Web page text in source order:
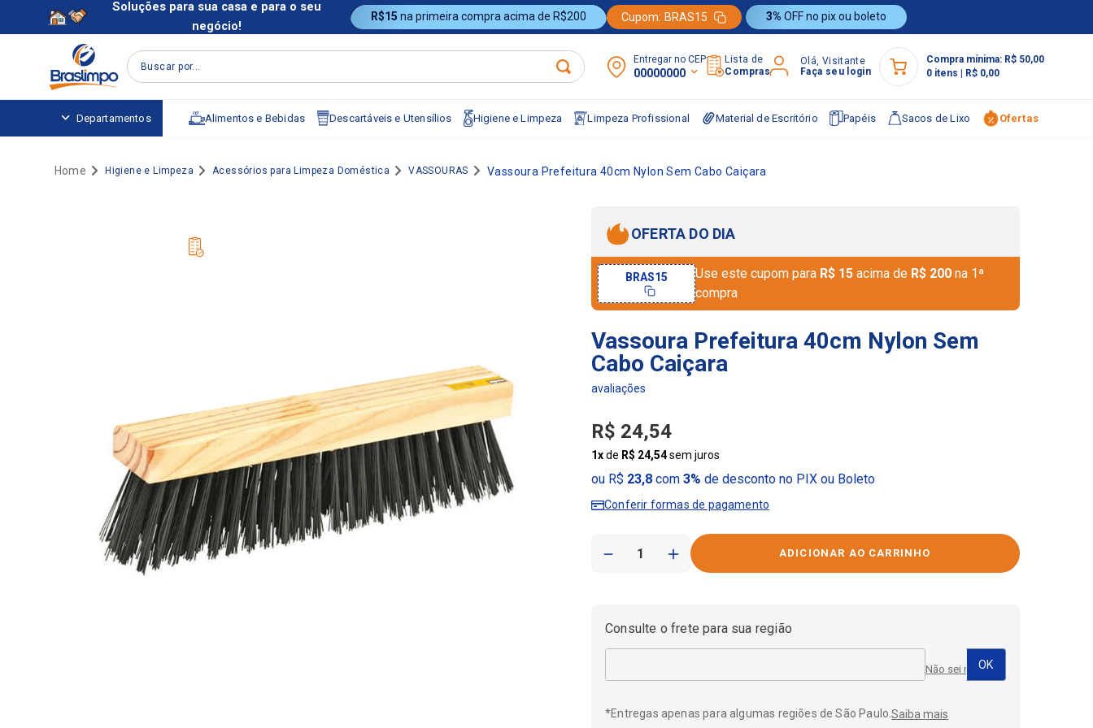
Soluções para sua casa e para o seu
negócio!
R$15 na primeira compra acima de R$200 Cupom: BRAS15 3% OFF no pix ou boleto
Buscar por... Entregar no CEP:
00000000
Lista de
Compras
Olá, Visitante
Faça seu login
Compra mínima: R$ 50,00
0 itens R$ 0,00
Departamentos Alimentos e Bebidas Descartáveis e Utensílios Higiene e Limpeza Limpeza Profissional Material de Escritório Papéis Sacos de Lixo Ofertas
Higiene e Limpeza Acessórios para Limpeza Doméstica VASSOURAS Vassoura Prefeitura 40cm Nylon Sem Cabo Caiçara
OFERTA DO DIA
Use este cupom para R$ 15 acima de R$ 200 na 1ª
compra
BRAS15
Vassoura Prefeitura 40cm Nylon Sem
Cabo Caiçara
R$ 24,54
1xde R$ 24,54sem juros
ou R$ 23,8 com3% de desconto no PIX ou Boleto
Conferir formas de pagamento
＋
－
Consulte o frete para sua região
Não sei meu CEP
*Entregas apenas para algumas regiões de São Paulo.Saiba mais